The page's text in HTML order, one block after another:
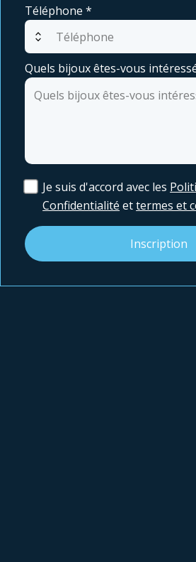
Téléphone *
expand_all
Quels bijoux êtes-vous
Je suis d'accord avec les
Confidentialité ettermes et
Inscription